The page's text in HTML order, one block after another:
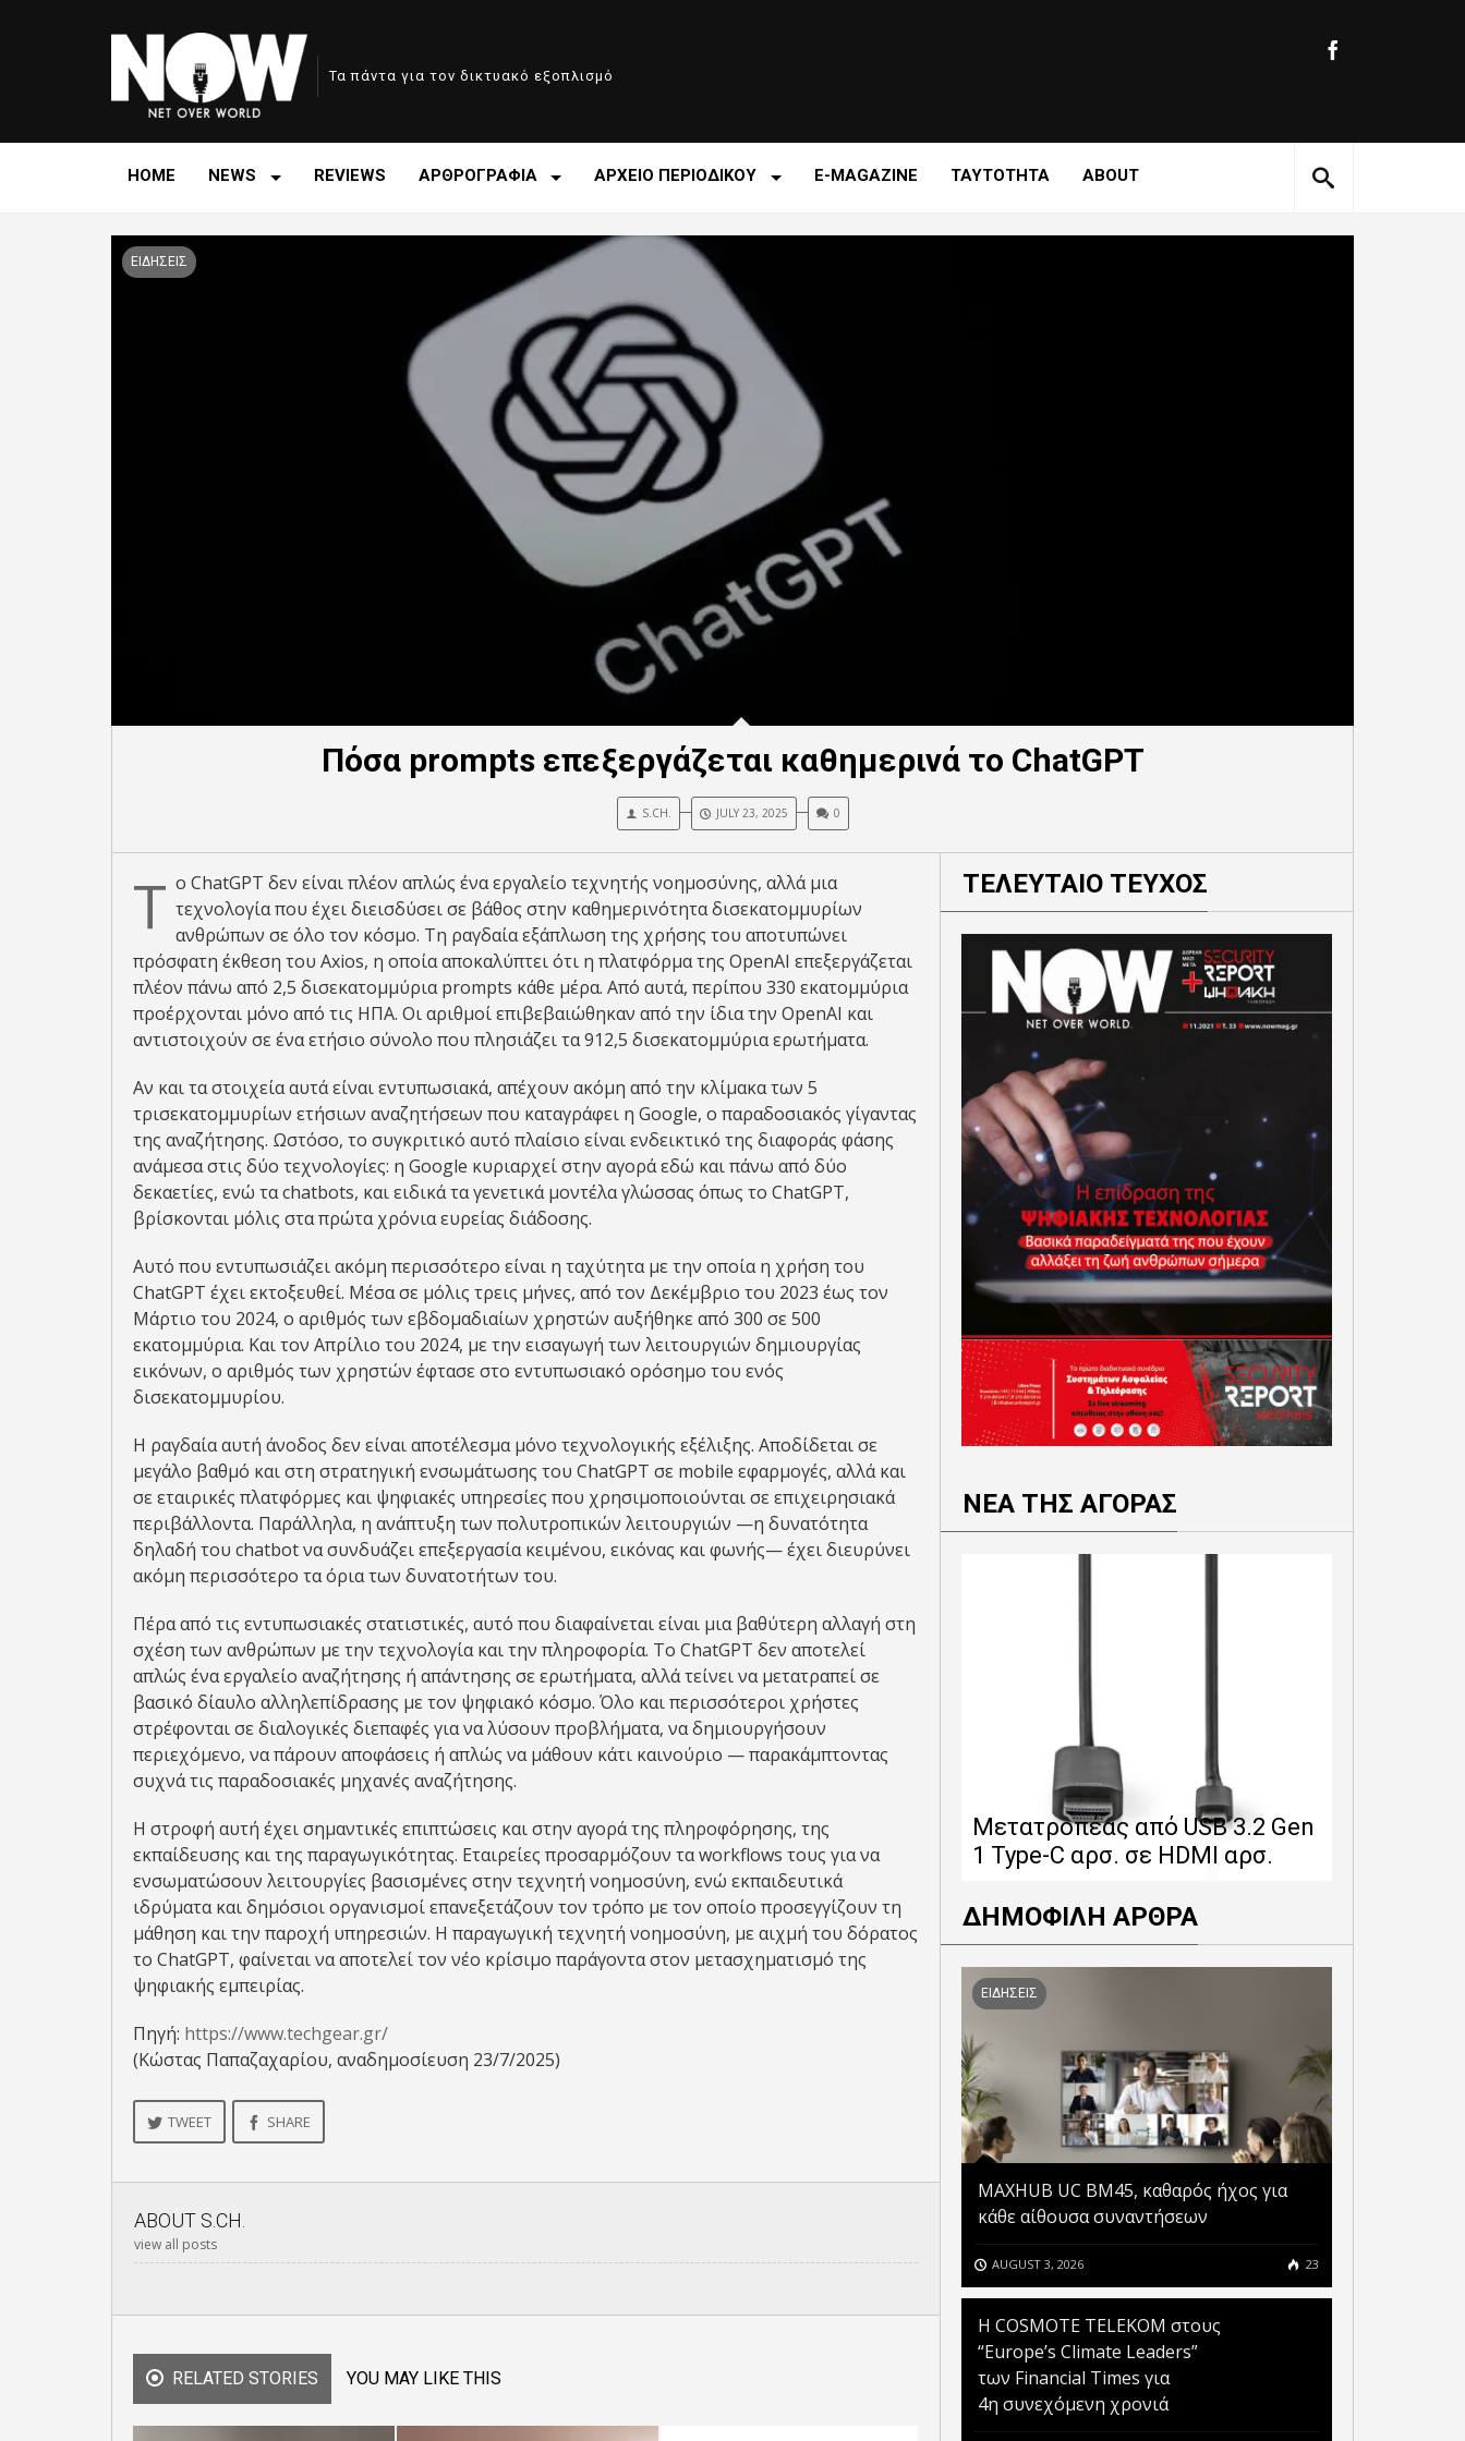
Τα πάντα για τον δικτυακό εξοπλισμό
HOME NEWS REVIEWS ΑΡΘΡΟΓΡΑΦΙΑ ΑΡΧΕΙΟ ΠΕΡΙΟΔΙΚΟΥ E-MAGAZINE ΤΑΥΤΟΤΗΤΑ ABOUT
ΕΙΔΗΣΕΙΣ
Πόσα prompts επεξεργάζεται καθημερινά το ChatGPT
S.CH. JULY 23, 2025 0
Τ ο ChatGPT δεν είναι πλέον απλώς ένα εργαλείο τεχνητής νοημοσύνης, αλλά μια
τεχνολογία που έχει διεισδύσει σε βάθος στην καθημερινότητα δισεκατομμυρίων
ανθρώπων σε όλο τον κόσμο. Τη ραγδαία εξάπλωση της χρήσης του αποτυπώνει
πρόσφατη έκθεση του Axios, η οποία αποκαλύπτει ότι η πλατφόρμα της OpenAI επεξεργάζεται
πλέον πάνω από 2,5 δισεκατομμύρια prompts κάθε μέρα. Από αυτά, περίπου 330 εκατομμύρια
προέρχονται μόνο από τις ΗΠΑ. Οι αριθμοί επιβεβαιώθηκαν από την ίδια την OpenAI και
αντιστοιχούν σε ένα ετήσιο σύνολο που πλησιάζει τα 912,5 δισεκατομμύρια ερωτήματα.
Αν και τα στοιχεία αυτά είναι εντυπωσιακά, απέχουν ακόμη από την κλίμακα των 5
τρισεκατομμυρίων ετήσιων αναζητήσεων που καταγράφει η Google, ο παραδοσιακός γίγαντας
της αναζήτησης. Ωστόσο, το συγκριτικό αυτό πλαίσιο είναι ενδεικτικό της διαφοράς φάσης
ανάμεσα στις δύο τεχνολογίες: η Google κυριαρχεί στην αγορά εδώ και πάνω από δύο
δεκαετίες, ενώ τα chatbots, και ειδικά τα γενετικά μοντέλα γλώσσας όπως το ChatGPT,
βρίσκονται μόλις στα πρώτα χρόνια ευρείας διάδοσης.
Αυτό που εντυπωσιάζει ακόμη περισσότερο είναι η ταχύτητα με την οποία η χρήση του
ChatGPT έχει εκτοξευθεί. Μέσα σε μόλις τρεις μήνες, από τον Δεκέμβριο του 2023 έως τον
Μάρτιο του 2024, ο αριθμός των εβδομαδιαίων χρηστών αυξήθηκε από 300 σε 500
εκατομμύρια. Και τον Απρίλιο του 2024, με την εισαγωγή των λειτουργιών δημιουργίας
εικόνων, ο αριθμός των χρηστών έφτασε στο εντυπωσιακό ορόσημο του ενός
δισεκατομμυρίου.
Η ραγδαία αυτή άνοδος δεν είναι αποτέλεσμα μόνο τεχνολογικής εξέλιξης. Αποδίδεται σε
μεγάλο βαθμό και στη στρατηγική ενσωμάτωσης του ChatGPT σε mobile εφαρμογές, αλλά και
σε εταιρικές πλατφόρμες και ψηφιακές υπηρεσίες που χρησιμοποιούνται σε επιχειρησιακά
περιβάλλοντα. Παράλληλα, η ανάπτυξη των πολυτροπικών λειτουργιών —η δυνατότητα
δηλαδή του chatbot να συνδυάζει επεξεργασία κειμένου, εικόνας και φωνής— έχει διευρύνει
ακόμη περισσότερο τα όρια των δυνατοτήτων του.
Πέρα από τις εντυπωσιακές στατιστικές, αυτό που διαφαίνεται είναι μια βαθύτερη αλλαγή στη
σχέση των ανθρώπων με την τεχνολογία και την πληροφορία. Το ChatGPT δεν αποτελεί
απλώς ένα εργαλείο αναζήτησης ή απάντησης σε ερωτήματα, αλλά τείνει να μετατραπεί σε
βασικό δίαυλο αλληλεπίδρασης με τον ψηφιακό κόσμο. Όλο και περισσότεροι χρήστες
στρέφονται σε διαλογικές διεπαφές για να λύσουν προβλήματα, να δημιουργήσουν
περιεχόμενο, να πάρουν αποφάσεις ή απλώς να μάθουν κάτι καινούριο — παρακάμπτοντας
συχνά τις παραδοσιακές μηχανές αναζήτησης.
Η στροφή αυτή έχει σημαντικές επιπτώσεις και στην αγορά της πληροφόρησης, της
εκπαίδευσης και της παραγωγικότητας. Εταιρείες προσαρμόζουν τα workflows τους για να
ενσωματώσουν λειτουργίες βασισμένες στην τεχνητή νοημοσύνη, ενώ εκπαιδευτικά
ιδρύματα και δημόσιοι οργανισμοί επανεξετάζουν τον τρόπο με τον οποίο προσεγγίζουν τη
μάθηση και την παροχή υπηρεσιών. Η παραγωγική τεχνητή νοημοσύνη, με αιχμή του δόρατος
το ChatGPT, φαίνεται να αποτελεί τον νέο κρίσιμο παράγοντα στον μετασχηματισμό της
ψηφιακής εμπειρίας.
Πηγή: https://www.techgear.gr/
(Κώστας Παπαζαχαρίου, αναδημοσίευση 23/7/2025)
TWEET SHARE
ABOUT S.CH.
view all posts
RELATED STORIES YOU MAY LIKE THIS
ΤΕΛΕΥΤΑΙΟ ΤΕΥΧΟΣ
ΝΕΑ ΤΗΣ ΑΓΟΡΑΣ
Μετατροπέας από USB 3.2 Gen
1 Type-C αρσ. σε HDMI αρσ.
ΔΗΜΟΦΙΛΗ ΑΡΘΡΑ
ΕΙΔΗΣΕΙΣ
MAXHUB UC BM45, καθαρός ήχος για
κάθε αίθουσα συναντήσεων
AUGUST 3, 2026 23
Η COSMOTE TELEKOM στους
“Europe’s Climate Leaders”
των Financial Times για
4η συνεχόμενη χρονιά